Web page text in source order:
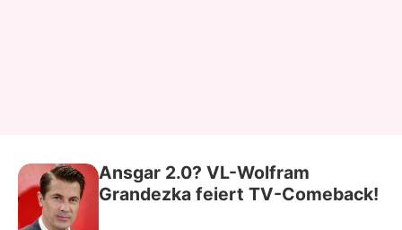
Ansgar 2.0? VL-Wolfram
Grandezka feiert TV-Comeback!